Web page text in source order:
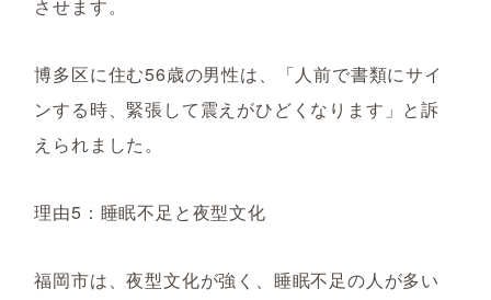
させます。
博多区に住む56歳の男性は、「人前で書類にサイ
ンする時、緊張して震えがひどくなります」と訴
えられました。
理由5：睡眠不足と夜型文化
福岡市は、夜型文化が強く、睡眠不足の人が多い